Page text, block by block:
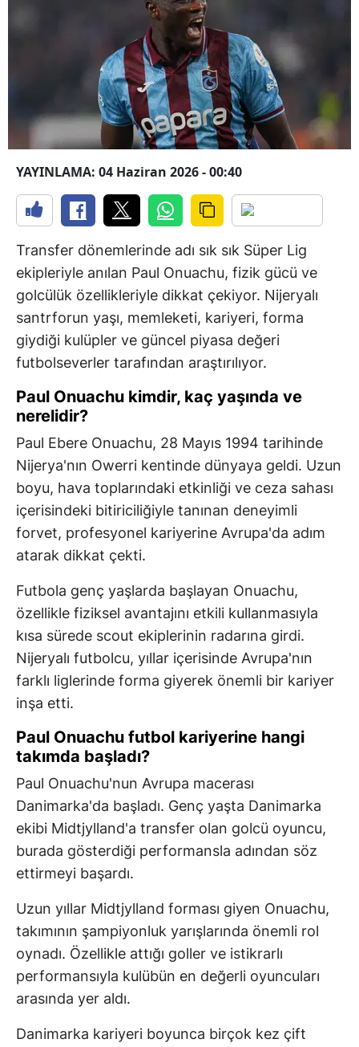
YAYINLAMA: 04 Haziran 2026 - 00:40
Transfer dönemlerinde adı sık sık Süper Lig
ekipleriyle anılan Paul Onuachu, fizik gücü ve
golcülük özellikleriyle dikkat çekiyor. Nijeryalı
santrforun yaşı, memleketi, kariyeri, forma
giydiği kulüpler ve güncel piyasa değeri
futbolseverler tarafından araştırılıyor.
Paul Onuachu kimdir, kaç yaşında ve
nerelidir?
Paul Ebere Onuachu, 28 Mayıs 1994 tarihinde
Nijerya'nın Owerri kentinde dünyaya geldi. Uzun
boyu, hava toplarındaki etkinliği ve ceza sahası
içerisindeki bitiriciliğiyle tanınan deneyimli
forvet, profesyonel kariyerine Avrupa'da adım
atarak dikkat çekti.
Futbola genç yaşlarda başlayan Onuachu,
özellikle fiziksel avantajını etkili kullanmasıyla
kısa sürede scout ekiplerinin radarına girdi.
Nijeryalı futbolcu, yıllar içerisinde Avrupa'nın
farklı liglerinde forma giyerek önemli bir kariyer
inşa etti.
Paul Onuachu futbol kariyerine hangi
takımda başladı?
Paul Onuachu'nun Avrupa macerası
Danimarka'da başladı. Genç yaşta Danimarka
ekibi Midtjylland'a transfer olan golcü oyuncu,
burada gösterdiği performansla adından söz
ettirmeyi başardı.
Uzun yıllar Midtjylland forması giyen Onuachu,
takımının şampiyonluk yarışlarında önemli rol
oynadı. Özellikle attığı goller ve istikrarlı
performansıyla kulübün en değerli oyuncuları
arasında yer aldı.
Danimarka kariyeri boyunca birçok kez çift